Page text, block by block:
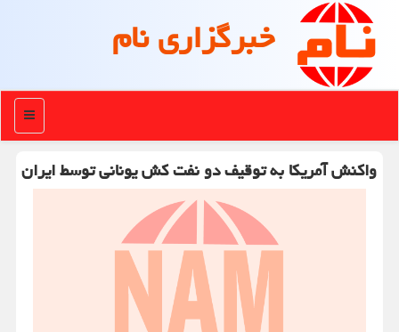
خبرگزاری نام
منو
واکنش آمریکا به توقیف دو نفت کش یونانی توسط ایران